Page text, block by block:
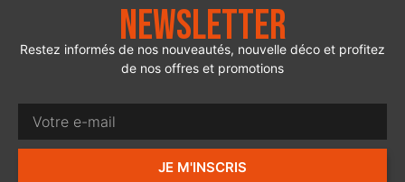
Newsletter
Restez informés de nos nouveautés, nouvelle déco et profitez
de nos offres et promotions
JE M'INSCRIS